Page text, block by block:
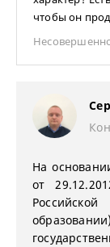
чтобы он
На
от